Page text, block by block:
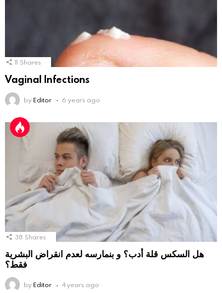
11 Shares
Vaginal Infections
byEditor 6 years ago
38 Shares
هل السكس قلة أدب؟ و بنمارسه لعدم انقراض البشرية
فقط؟
byEditor 4 years ago